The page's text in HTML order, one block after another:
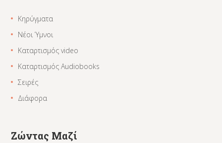
Κηρύγματα
Νέοι Ύμνοι
Καταρτισμός video
Καταρτισμός Audiobooks
Σειρές
Διάφορα
Ζώντας Μαζί